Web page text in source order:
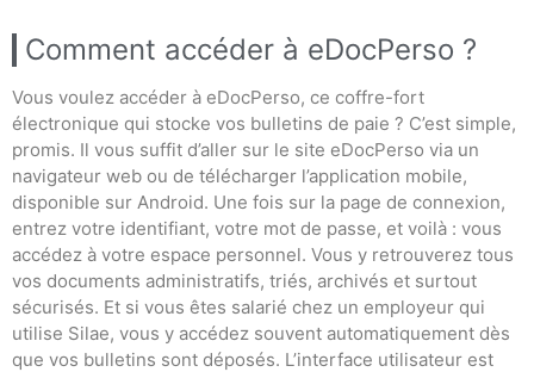
Comment accéder à eDocPerso ?
Vous voulez accéder à eDocPerso, ce coffre-fort
électronique qui stocke vos bulletins de paie ? C’est simple,
promis. Il vous suffit d’aller sur le site eDocPerso via un
navigateur web ou de télécharger l’application mobile,
disponible sur Android. Une fois sur la page de connexion,
entrez votre identifiant, votre mot de passe, et voilà : vous
accédez à votre espace personnel. Vous y retrouverez tous
vos documents administratifs, triés, archivés et surtout
sécurisés. Et si vous êtes salarié chez un employeur qui
utilise Silae, vous y accédez souvent automatiquement dès
que vos bulletins sont déposés. L’interface utilisateur est